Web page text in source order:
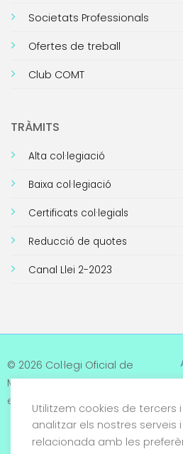
Societats Professionals
Ofertes de treball
Club COMT
TRÀMITS
Alta col·legiació
Baixa col·legiació
Certificats col·legials
Reducció de quotes
Canal Llei 2-2023
© 2026 Col·legi Oficial de
Metges de Tarragona. Tots
els drets reservats
Utilitzem cookies de tercers
analitzar els nostres serveis
relacionada amb les